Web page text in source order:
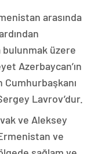
arasında
üzere
Azerbaycan’ın
Cumhurbaşkanı
Lavrov’dur.
ve Aleksey
ve